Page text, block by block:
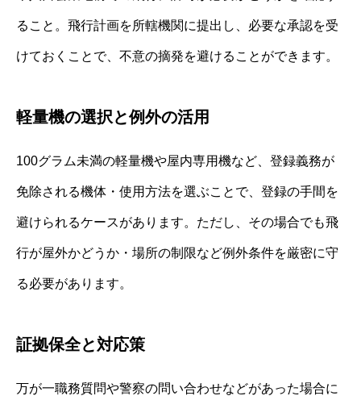
ること。飛行計画を所轄機関に提出し、必要な承認を受
けておくことで、不意の摘発を避けることができます。
軽量機の選択と例外の活用
100グラム未満の軽量機や屋内専用機など、登録義務が
免除される機体・使用方法を選ぶことで、登録の手間を
避けられるケースがあります。ただし、その場合でも飛
行が屋外かどうか・場所の制限など例外条件を厳密に守
る必要があります。
証拠保全と対応策
万が一職務質問や警察の問い合わせなどがあった場合に